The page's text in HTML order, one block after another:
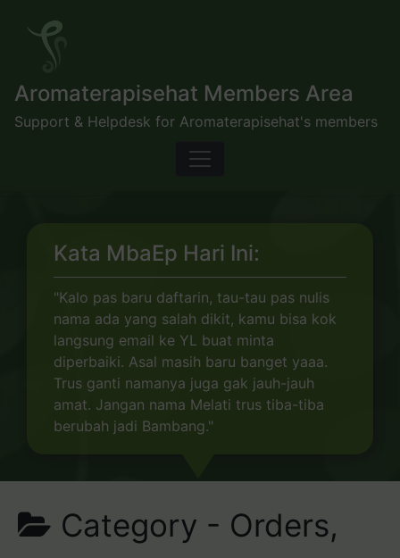
content
Aromaterapisehat Members Area
Support & Helpdesk for Aromaterapisehat's members
Kata MbaEp Hari Ini:
"Kalo pas baru daftarin, tau-tau pas nulis
nama ada yang salah dikit, kamu bisa kok
langsung email ke YL buat minta
diperbaiki. Asal masih baru banget yaaa.
Trus ganti namanya juga gak jauh-jauh
amat. Jangan nama Melati trus tiba-tiba
berubah jadi Bambang."
Category - Orders,